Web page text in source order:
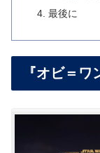
最後に
『オビ＝